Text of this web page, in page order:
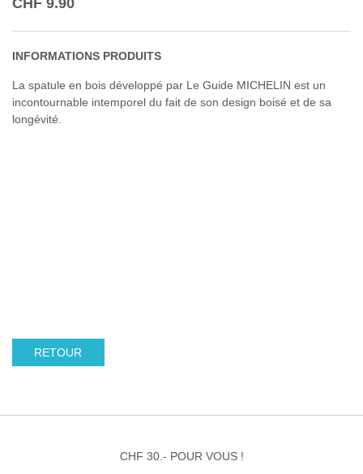
INFORMATIONS PRODUITS
La spatule en bois développé par Le Guide MICHELIN est un
incontournable intemporel du fait de son design boisé et de sa
longévité.
RETOUR
CHF 30.- POUR VOUS !